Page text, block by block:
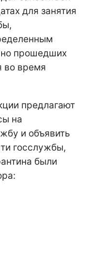
для занятия
прошедших
во время
предлагают
на
и объявить
госслужбы,
были